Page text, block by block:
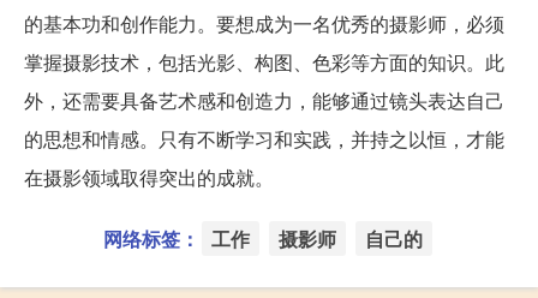
的基本功和创作能力。要想成为一名优秀的摄影师，必须
掌握摄影技术，包括光影、构图、色彩等方面的知识。此
外，还需要具备艺术感和创造力，能够通过镜头表达自己
的思想和情感。只有不断学习和实践，并持之以恒，才能
在摄影领域取得突出的成就。
网络标签： 工作 摄影师 自己的